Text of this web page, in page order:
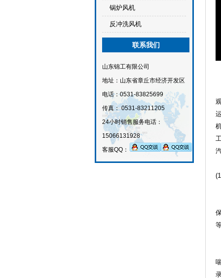
锅炉风机
反冲洗风机
联系我们
山东锦工有限公司
地址：山东省章丘市经济开发区
电话：0531-83825699
传真：0531-83211205
24小时销售服务电话：
15066131928
客服QQ：